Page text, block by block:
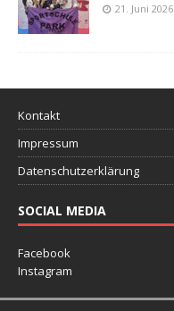
21. Juni 2026
Kontakt
Impressum
Datenschutzerklärung
SOCIAL MEDIA
Facebook
Instagram